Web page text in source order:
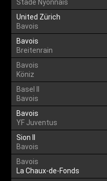
Stade Nyonnais
United Zürich
Bavois
Bavois
Breitenrain
Bavois
Köniz
Basel II
Bavois
Bavois
YF Juventus
Sion II
Bavois
Bavois
La Chaux-de-Fonds